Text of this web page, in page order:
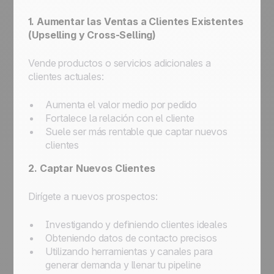
1. Aumentar las Ventas a Clientes Existentes
(Upselling y Cross-Selling)
Vende productos o servicios adicionales a
clientes actuales:
Aumenta el valor medio por pedido
Fortalece la relación con el cliente
Suele ser más rentable que captar nuevos
clientes
2. Captar Nuevos Clientes
Dirígete a nuevos prospectos:
Investigando y definiendo clientes ideales
Obteniendo datos de contacto precisos
Utilizando herramientas y canales para
generar demanda y llenar tu pipeline